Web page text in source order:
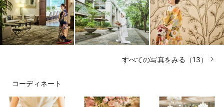
すべての写真をみる（13）
コーディネート